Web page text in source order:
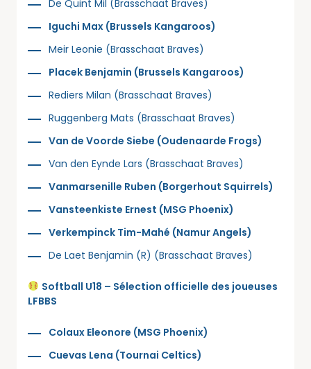
De Quint Mil (Brasschaat Braves)
Iguchi Max (Brussels Kangaroos)
Meir Leonie (Brasschaat Braves)
Placek Benjamin (Brussels Kangaroos)
Rediers Milan (Brasschaat Braves)
Ruggenberg Mats (Brasschaat Braves)
Van de Voorde Siebe (Oudenaarde Frogs)
Van den Eynde Lars (Brasschaat Braves)
Vanmarsenille Ruben (Borgerhout Squirrels)
Vansteenkiste Ernest (MSG Phoenix)
Verkempinck Tim-Mahé (Namur Angels)
De Laet Benjamin (R) (Brasschaat Braves)
Softball U18 – Sélection officielle des joueuses
LFBBS
Colaux Eleonore (MSG Phoenix)
Cuevas Lena (Tournai Celtics)